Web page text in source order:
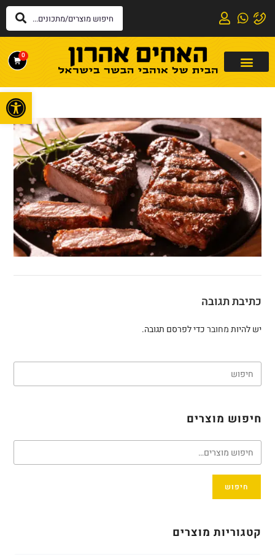
0
כתיבת תגובה
יש להיותמחוברכדי לפרסם תגובה.
חיפוש מוצרים
חיפוש
קטגוריות מוצרים